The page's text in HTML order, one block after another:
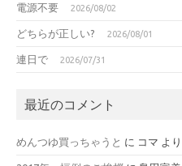
電源不要 2026/08/02
どちらが正しい? 2026/08/01
連日で 2026/07/31
最近のコメント
めんつゆ買っちゃうと に コマ より